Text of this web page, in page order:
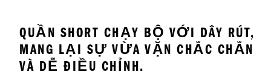
QUẦN SHORT CHẠY BỘ VỚI DÂY RÚT,
MANG LẠI SỰ VỪA VẶN CHẮC CHẮN
VÀ DỄ ĐIỀU CHỈNH.